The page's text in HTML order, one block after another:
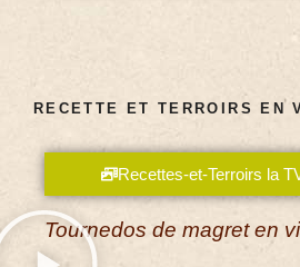
RECETTE ET TERROIRS EN
Recettes-et-Terroirs la
Tournedos de magret en